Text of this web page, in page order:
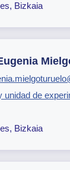
Bizkaia
unidad de
Bizkaia